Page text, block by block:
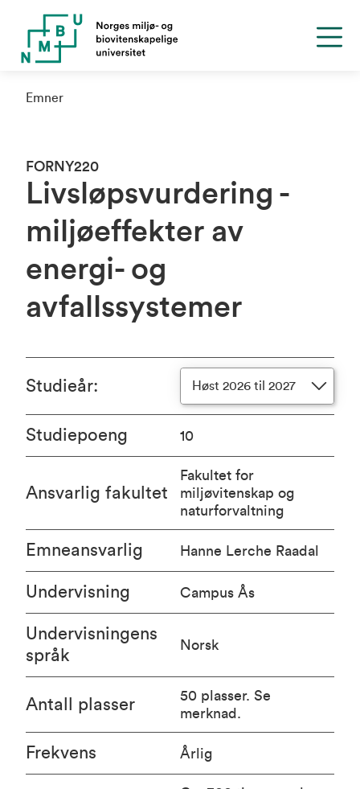
Emner
FORNY220
Livsløpsvurdering -
miljøeffekter av
energi- og
avfallssystemer
Studieår: Høst 2026 til 2027
Studiepoeng 10
Ansvarlig fakultet
Fakultet for
miljøvitenskap og
naturforvaltning
Emneansvarlig Hanne Lerche Raadal
Undervisning Campus Ås
Undervisningens
språk
Norsk
Antall plasser
50 plasser. Se
merknad.
Frekvens Årlig